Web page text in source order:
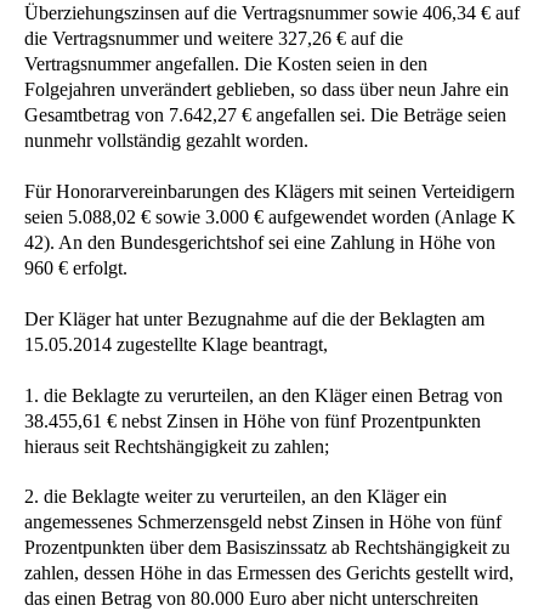
Überziehungszinsen auf die Vertragsnummer sowie 406,34 € auf
die Vertragsnummer und weitere 327,26 € auf die
Vertragsnummer angefallen. Die Kosten seien in den
Folgejahren unverändert geblieben, so dass über neun Jahre ein
Gesamtbetrag von 7.642,27 € angefallen sei. Die Beträge seien
nunmehr vollständig gezahlt worden.
Für Honorarvereinbarungen des Klägers mit seinen Verteidigern
seien 5.088,02 € sowie 3.000 € aufgewendet worden (Anlage K
42). An den Bundesgerichtshof sei eine Zahlung in Höhe von
960 € erfolgt.
Der Kläger hat unter Bezugnahme auf die der Beklagten am
15.05.2014 zugestellte Klage beantragt,
1. die Beklagte zu verurteilen, an den Kläger einen Betrag von
38.455,61 € nebst Zinsen in Höhe von fünf Prozentpunkten
hieraus seit Rechtshängigkeit zu zahlen;
2. die Beklagte weiter zu verurteilen, an den Kläger ein
angemessenes Schmerzensgeld nebst Zinsen in Höhe von fünf
Prozentpunkten über dem Basiszinssatz ab Rechtshängigkeit zu
zahlen, dessen Höhe in das Ermessen des Gerichts gestellt wird,
das einen Betrag von 80.000 Euro aber nicht unterschreiten